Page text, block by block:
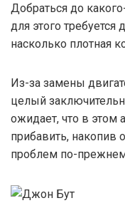
Добраться до
для этого
насколько плотная
Из-за замены
целый
ожидает, что в этом
прибавить,
проблем по-